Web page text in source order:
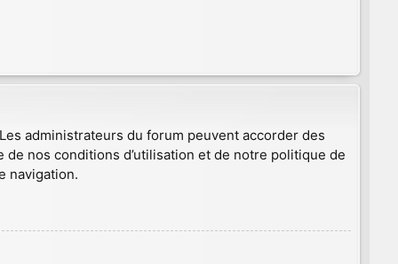
administrateurs du forum peuvent accorder des
nos conditions d’utilisation et de notre politique de
navigation.